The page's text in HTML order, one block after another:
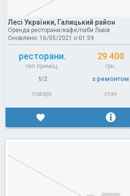
Лесі Українки, Галицький район
Оренда ресторани/кафе/паби Львів
Оновлено: 16/05/2021 о 01:59
ресторани.
тип приміщ.
29 400
грн.
1/2
поверх
з ремонтом
стан